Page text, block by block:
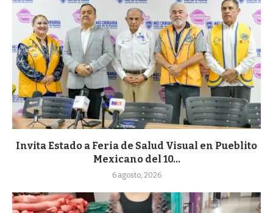
Invita Estado a Feria de Salud Visual en Pueblito
Mexicano del 10...
6 agosto, 2026